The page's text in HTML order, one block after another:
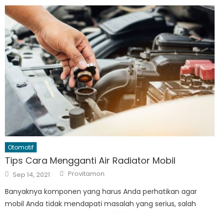
Otomotif
Tips Cara Mengganti Air Radiator Mobil
Posted
on
Sep 14, 2021 Author
Provitamon
Banyaknya komponen yang harus Anda perhatikan agar
mobil Anda tidak mendapati masalah yang serius, salah